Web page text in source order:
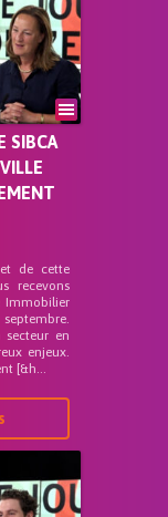
SIBCA
de cette
recevons
Immobilier
en
enjeux.
[&h...